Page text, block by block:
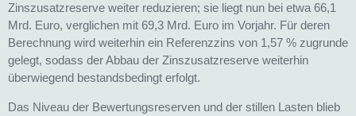
Zinszusatzreserve weiter reduzieren; sie liegt nun bei etwa 66,1
Mrd. Euro, verglichen mit 69,3 Mrd. Euro im Vorjahr. Für deren
Berechnung wird weiterhin ein Referenzzins von 1,57 % zugrunde
gelegt, sodass der Abbau der Zinszusatzreserve weiterhin
überwiegend bestandsbedingt erfolgt.
Das Niveau der Bewertungsreserven und der stillen Lasten blieb